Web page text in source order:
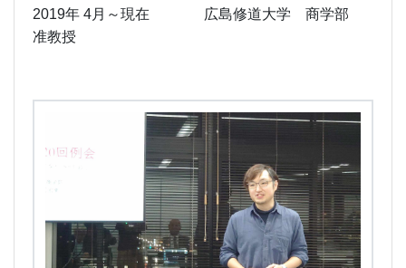
2019年 4月～現在 広島修道大学 商学部
准教授